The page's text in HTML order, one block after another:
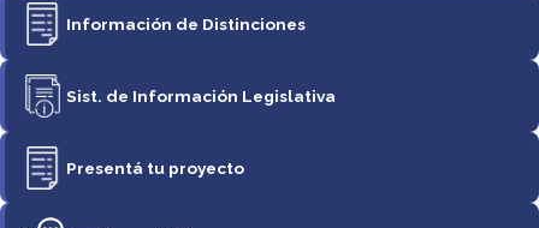
Información de Distinciones
Sist. de Información Legislativa
Presentá tu proyecto